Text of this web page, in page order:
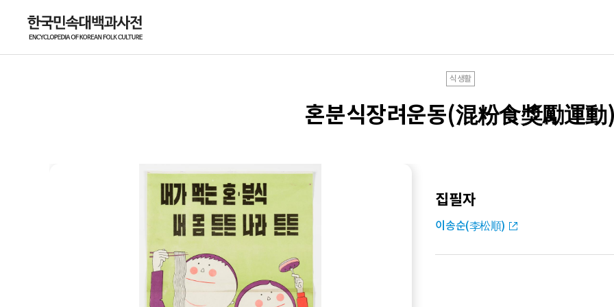
식생활
혼분식장려운동(混粉食獎勵運動
집필자
이송순(李松順)